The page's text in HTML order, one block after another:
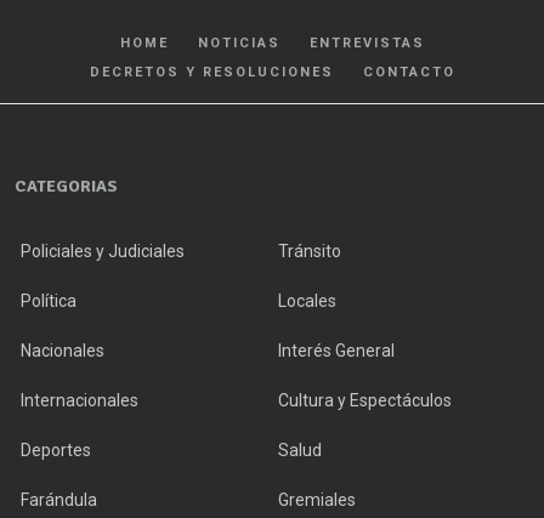
HOME NOTICIAS
ENTREVISTAS
DECRETOS Y RESOLUCIONES
CONTACTO
CATEGORIAS
Policiales y Judiciales Tránsito
Política Locales
Nacionales Interés General
Internacionales Cultura y Espectáculos
Deportes Salud
Farándula Gremiales